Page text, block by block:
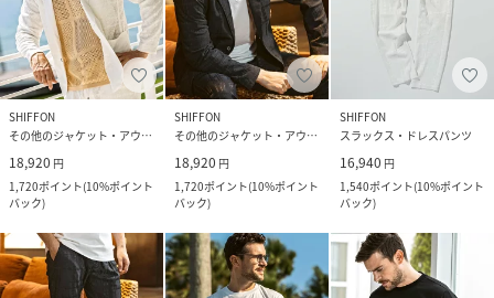
SHIFFON
その他のジャケット・アウター
18,920 円
1,720ポイント(10%ポイント
バック)
SHIFFON
その他のジャケット・アウター
18,920 円
1,720ポイント(10%ポイント
バック)
SHIFFON
スラックス・ドレスパンツ
16,940 円
1,540ポイント(10%ポイント
バック)